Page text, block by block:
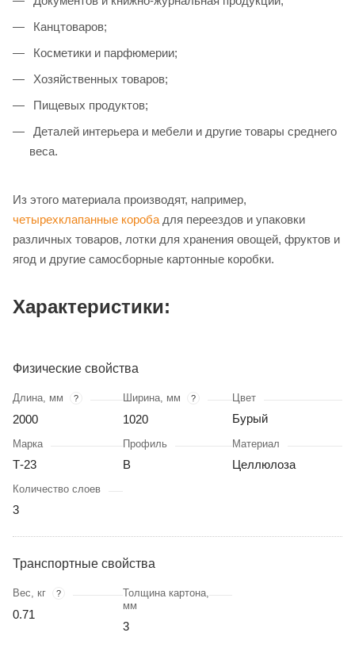
Канцтоваров;
Косметики и парфюмерии;
Хозяйственных товаров;
Пищевых продуктов;
Деталей интерьера и мебели и другие товары среднего
веса.
Из этого материала производят, например,
четырехклапанные коробадля переездов и упаковки
различных товаров, лотки для хранения овощей, фруктов и
ягод и другие самосборные картонные коробки.
Характеристики:
Физические свойства
Длина, мм ?
2000
Ширина, мм ?
1020
Цвет
Бурый
Марка
Т-23
Профиль
В
Материал
Целлюлоза
Количество слоев
3
Транспортные свойства
Вес, кг ?
0.71
Толщина картона,
мм
3